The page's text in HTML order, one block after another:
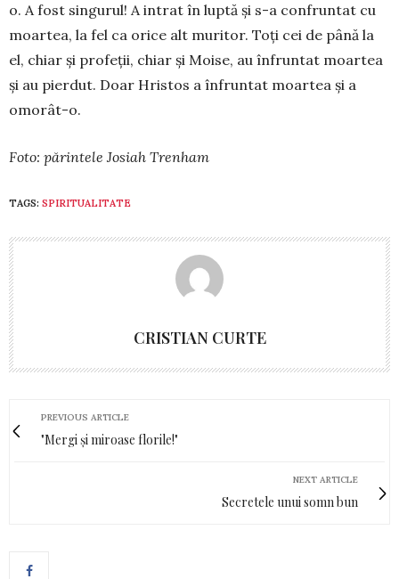
o. A fost singurul! A intrat în luptă și s-a confruntat cu
moartea, la fel ca orice alt muritor. Toți cei de până la
el, chiar și profeții, chiar și Moise, au înfruntat moartea
și au pierdut. Doar Hristos a înfruntat moartea și a
omorât-o.
Foto: părintele Josiah Trenham
TAGS: SPIRITUALITATE
CRISTIAN CURTE
PREVIOUS ARTICLE
"Mergi și miroase florile!"
NEXT ARTICLE
Secretele unui somn bun